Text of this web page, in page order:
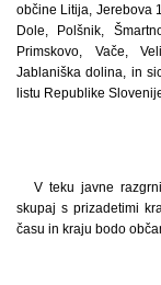
občine Litija, Jerebova
Dole, Polšnik,
Primskovo, Vače,
Jablaniška dolina, in
listu Republike
V teku javne
skupaj s prizadetimi
času in kraju bodo